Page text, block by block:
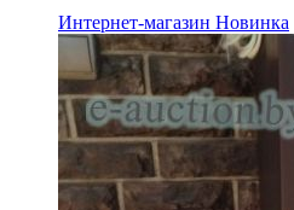
Интернет-магазин Новинка